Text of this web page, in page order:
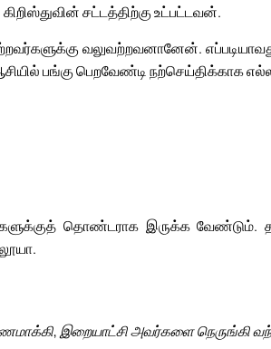
சட்டத்திற்கு உட்பட்டவன்.
வலுவற்றவனானேன். எப்படியாவது
பங்கு பெறவேண்டி நற்செய்திக்காக
தொண்டராக இருக்க வேண்டும்.
இறையாட்சி அவர்களை நெருங்கி